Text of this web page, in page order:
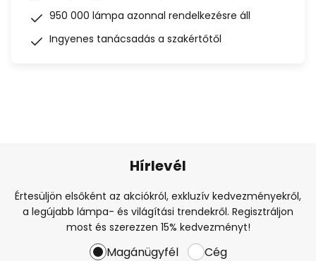
950 000 lámpa azonnal rendelkezésre áll
Ingyenes tanácsadás a szakértőtől
Hírlevél
Értesüljön elsőként az akciókról, exkluzív kedvezményekről,
a legújabb lámpa- és világítási trendekről. Regisztráljon
most és szerezzen 15% kedvezményt!
Magánügyfél Cég